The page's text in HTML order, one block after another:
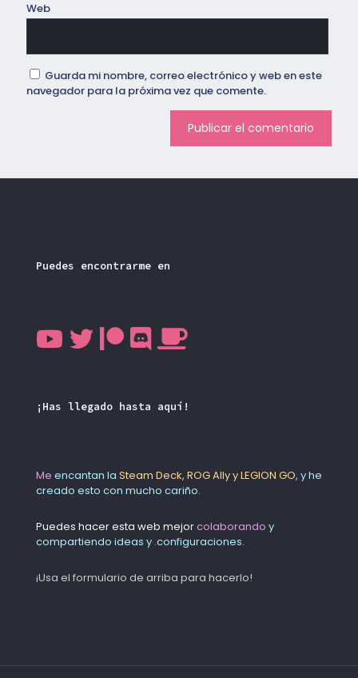
Web
Guarda mi nombre, correo electrónico y web en este
navegador para la próxima vez que comente.
Puedes encontrarme en
¡Has llegado hasta aquí!
Me encantan la Steam Deck, ROG Ally y LEGION GO, y he
creado esto con mucho cariño.
Puedes hacer esta web mejorcolaborando y
compartiendo ideas y .configuraciones.
¡Usa el formulario de arriba para hacerlo!